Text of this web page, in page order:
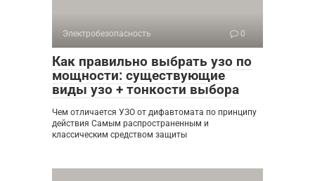
Электробезопасность 0
Как правильно выбрать узо по
мощности: существующие
виды узо + тонкости выбора
Чем отличается УЗО от дифавтомата по принципу
действия Самым распространенным и
классическим средством защиты